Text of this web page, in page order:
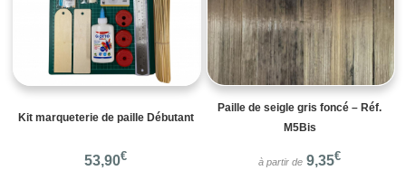
Kit marqueterie de paille Débutant
53,90€
Paille de seigle gris foncé – Réf.
M5Bis
à partir de 9,35€